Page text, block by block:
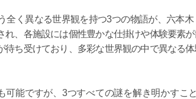
全く異なる世界観を持つ3つの物語が、六本
、各施設には個性豊かな仕掛けや体験要素が
待ち受けており、多彩な世界観の中で異なる
可能ですが、3つすべての謎を解き明かすこ